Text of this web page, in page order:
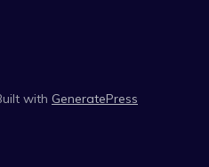
with GeneratePress